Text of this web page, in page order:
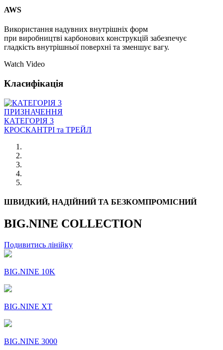
AWS
Використання надувних внутрішніх форм
при виробництві карбонових конструкцій забезпечує
гладкість внутрішньої поверхні та зменшує вагу.
Watch Video
Класифікація
ПРИЗНАЧЕННЯ
КАТЕГОРІЯ 3
КРОСКАНТРI та ТРЕЙЛ
ШВИДКИЙ, НАДІЙНИЙ ТА БЕЗКОМПРОМІСНИЙ
BIG.NINE COLLECTION
Подивитись лінійку
BIG.NINE 10K
BIG.NINE XT
BIG.NINE 3000